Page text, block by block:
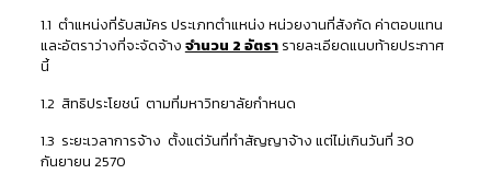
1.1 ตำแหน่งที่รับสมัคร ประเภทตำแหน่ง หน่วยงานที่สังกัด ค่าตอบแทน
และอัตราว่างที่จะจัดจ้าง จำนวน 2 อัตรารายละเอียดแนบท้ายประกาศ
นี้
1.2 สิทธิประโยชน์ ตามที่มหาวิทยาลัยกำหนด
1.3 ระยะเวลาการจ้าง ตั้งแต่วันที่ทำสัญญาจ้าง แต่ไม่เกินวันที่ 30
กันยายน 2570